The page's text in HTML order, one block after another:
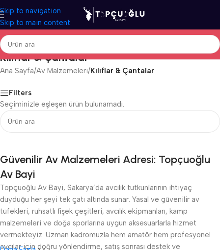
Skip to navigation
Skip to main content
Kılıflar & Çantalar
Ana Sayfa/Av Malzemeleri/Kılıflar & Çantalar
Filters
Seçiminizle eşleşen ürün bulunamadı.
Güvenilir Av Malzemeleri Adresi: Topçuoğlu
Av Bayi
Topçuoğlu Av Bayi, Sakarya’da avcılık tutkunlarının ihtiyaç
duyduğu her şeyi tek çatı altında sunar. Yasal ve güvenilir av
tüfekleri, ruhsatlı fişek çeşitleri, avcılık ekipmanları, kamp
malzemeleri ve doğa sporlarına uygun aksesuarlarla hizmet
vermekteyiz. Uzman kadromuzla hem amatör hem profesyonel
avcılar için doğru yönlendirme, satış sonrası destek ve